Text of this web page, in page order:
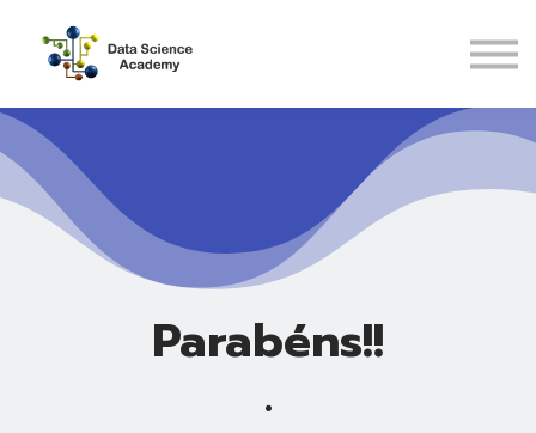
Pós-Graduações
Parabéns!!
.